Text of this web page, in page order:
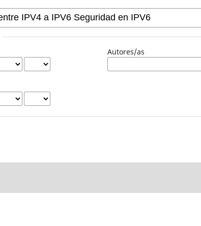
Autores/as